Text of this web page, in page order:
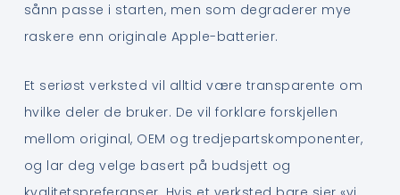
sånn passe i starten, men som degraderer mye
raskere enn originale Apple-batterier.
Et seriøst verksted vil alltid være transparente om
hvilke deler de bruker. De vil forklare forskjellen
mellom original, OEM og tredjepartskomponenter,
og lar deg velge basert på budsjett og